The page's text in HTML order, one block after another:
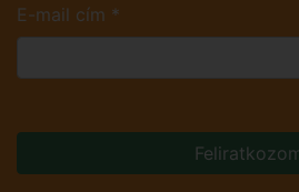
E-mail cím *